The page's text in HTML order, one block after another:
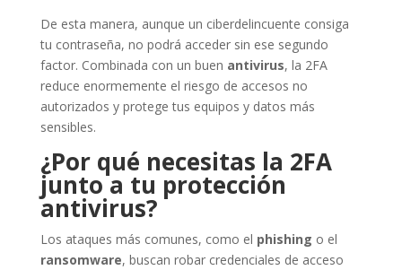
De esta manera, aunque un ciberdelincuente consiga
tu contraseña, no podrá acceder sin ese segundo
factor. Combinada con un buen antivirus, la 2FA
reduce enormemente el riesgo de accesos no
autorizados y protege tus equipos y datos más
sensibles.
¿Por qué necesitas la 2FA
junto a tu protección
antivirus?
Los ataques más comunes, como el phishing o el
ransomware, buscan robar credenciales de acceso